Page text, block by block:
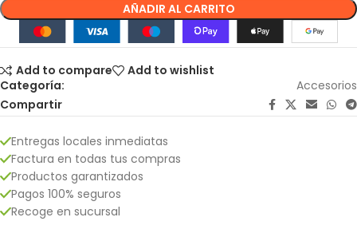
AÑADIR AL CARRITO
Add to compare
Add to wishlist
Categoría:
Accesorios
Compartir
Entregas locales inmediatas
Factura en todas tus compras
Productos garantizados
Pagos 100% seguros
Recoge en sucursal